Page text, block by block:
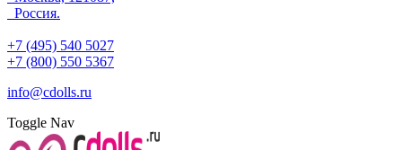
Россия.
+7 (495) 540 5027
+7 (800) 550 5367
info@cdolls.ru
Toggle Nav